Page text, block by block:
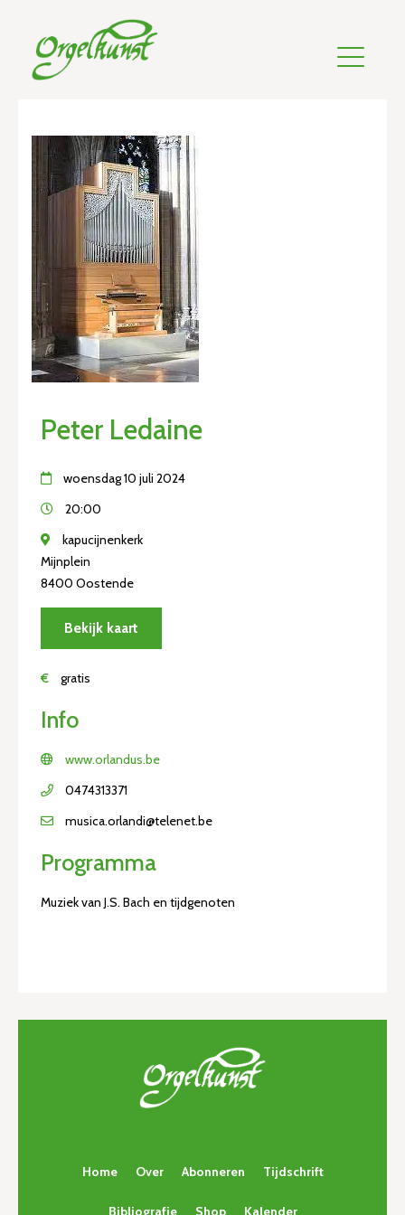
Peter Ledaine
woensdag 10 juli 2024
20:00
kapucijnenkerk
Mijnplein
8400 Oostende
Bekijk kaart
€ gratis
Info
www.orlandus.be
0474313371
musica.orlandi@telenet.be
Programma
Muziek van J.S. Bach en tijdgenoten
Home Over Abonneren Tijdschrift
Bibliografie Shop Kalender